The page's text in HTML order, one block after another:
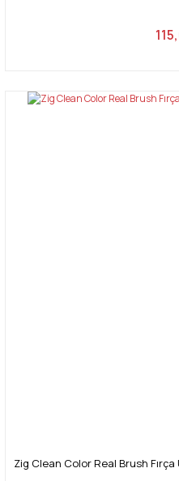
Zig Clean Color Real Brush